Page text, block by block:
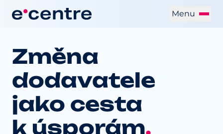
Menu
Změna
dodavatele
jako cesta
k úsporám.